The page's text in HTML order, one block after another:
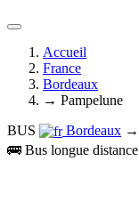
Accueil
France
Bordeaux
→ Pampelune
BUS
Bordeaux →
🚌 Bus longue distance